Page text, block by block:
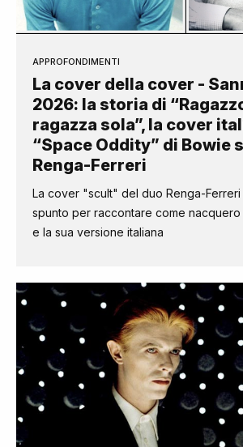
APPROFONDIMENTI
La cover della cover -
2026: la storia di
ragazza sola”, la cover
“Space Oddity” di Bowie
Renga-Ferreri
La cover "scult" del duo Renga-
spunto per raccontare come
e la sua versione italiana